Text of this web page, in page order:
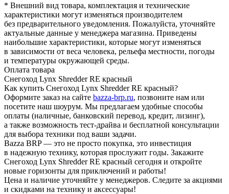
* Внешний вид товара, комплектация и технические
характеристики могут изменяться производителем
без предварительного уведомления. Пожалуйста, уточняйте
актуальные данные у менеджера магазина. Приведены
наибольшие характеристики, которые могут изменяться
в зависимости от веса человека, рельефа местности, погоды
и температуры окружающей среды.
Оплата товара
Снегоход Lynx Shredder RE красный
Как купить Снегоход Lynx Shredder RE красный?
Оформите заказ на сайте bazza-brp.ru, позвоните нам или
посетите наш шоурум. Мы предлагаем удобные способы
оплаты (наличные, банковский перевод, кредит, лизинг),
а также возможность тест-драйва и бесплатной консультации
для выбора техники под ваши задачи.
Bazza BRP — это не просто покупка, это инвестиция
в надежную технику, которая прослужит годы. Закажите
Снегоход Lynx Shredder RE красный сегодня и откройте
новые горизонты для приключений и работы!
Цена и наличие уточняйте у менеджеров. Следите за акциями
и скидками на технику и аксессуары!